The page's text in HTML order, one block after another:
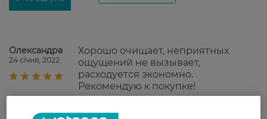
Олександра
24 січня, 2022
Хорошо очищает, неприятных
ощущений не вызывает,
расходуется экономно.
Рекомендую к покупке!
Оксана
Из всей линейки с чайным